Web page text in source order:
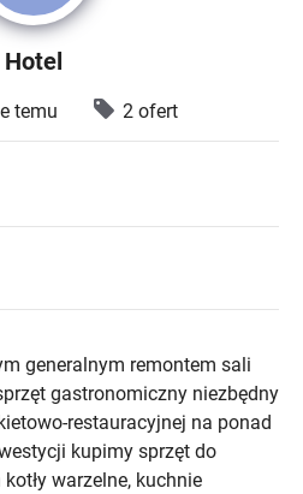
Hotel
temu 2 ofert
generalnym remontem sali
gastronomiczny niezbędny
restauracyjnej na ponad
kupimy sprzęt do
warzelne, kuchnie